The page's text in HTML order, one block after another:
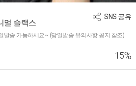
SNS 공유
멀 슬랙스
발송 가능하세요~ (당일발송 유의사항 공지 참조)
15%